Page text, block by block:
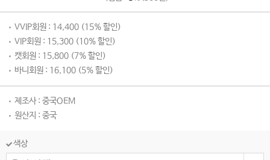
VVIP회원 : 14,400 (15% 할인)
VIP회원 : 15,300 (10% 할인)
캣회원 : 15,800 (7% 할인)
바니회원 : 16,100 (5% 할인)
제조사 : 중국OEM
원산지 : 중국
색상